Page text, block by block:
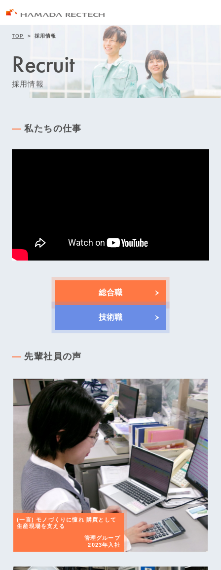
TOP 採用情報
Recruit
採用情報
私たちの仕事
総合職
技術職
先輩社員の声
(一言) モノづくりに憧れ 購買として
生産現場を支える
管理グループ
2023年入社